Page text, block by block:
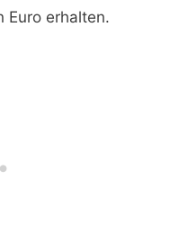
Euro erhalten.